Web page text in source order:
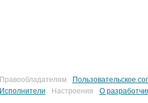
Правообладателям
Пользовательское
Исполнители
Настроения О